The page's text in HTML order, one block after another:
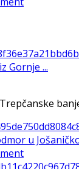
Gornje ...
u